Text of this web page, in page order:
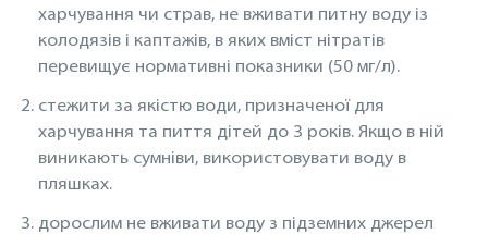
харчування чи страв, не вживати питну воду із
колодязів і каптажів, в яких вміст нітратів
перевищує нормативні показники (50 мг/л).
стежити за якістю води, призначеної для
харчування та пиття дітей до 3 років. Якщо в ній
виникають сумніви, використовувати воду в
пляшках.
дорослим не вживати воду з підземних джерел